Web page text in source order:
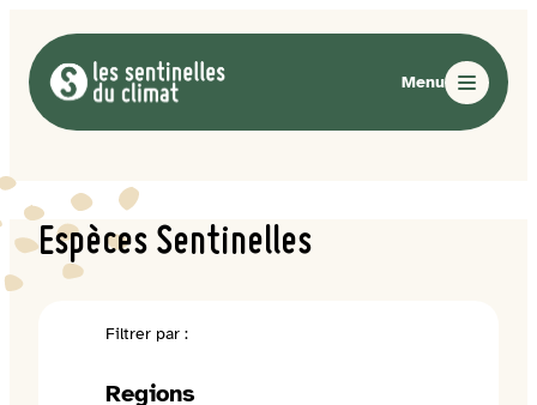
contenu
Espèces Sentinelles
Filtrer par :
Regions